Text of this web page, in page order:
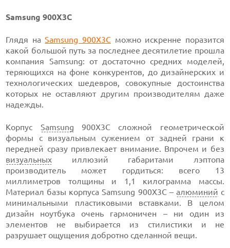
Samsung 900X3C
Глядя наSamsung 900X3C можно искренне поразится
какой большой путь за последнее десятилетие прошла
компания Samsung: от достаточно средних моделей,
теряющихся на фоне конкурентов, до дизайнерских и
технологических шедевров, совокупные достоинства
которых не оставляют другим производителям даже
надежды.
Корпус Samsung 900X3C сложной геометрической
формы с визуальным сужением от задней грани к
передней сразу привлекает внимание. Впрочем и без
визуальных иллюзий габаритами лэптопа
производитель может гордиться: всего 13
миллиметров толщины и 1,1 килограмма массы.
Материал базы корпуса Samsung 900X3C – алюминий с
минимальными пластиковыми вставками. В целом
дизайн ноутбука очень гармоничен – ни один из
элементов не выбирается из стилистики и не
разрушает ощущения добротно сделанной вещи.